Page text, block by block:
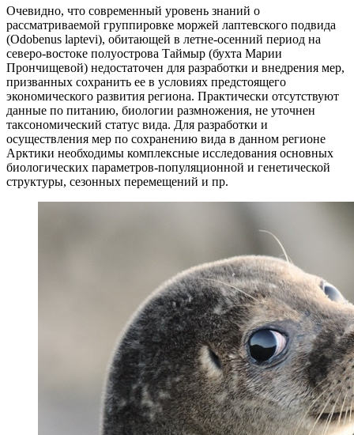
Очевидно, что современный уровень знаний о
рассматриваемой группировке моржей лаптевского подвида
(Odobenus laptevi), обитающей в летне-осенний период на
северо-востоке полуострова Таймыр (бухта Марии
Прончищевой) недостаточен для разработки и внедрения мер,
призванных сохранить ее в условиях предстоящего
экономического развития региона. Практически отсутствуют
данные по питанию, биологии размножения, не уточнен
таксономический статус вида. Для разработки и
осуществления мер по сохранению вида в данном регионе
Арктики необходимы комплексные исследования основных
биологических параметров-популяционной и генетической
структуры, сезонных перемещений и пр.